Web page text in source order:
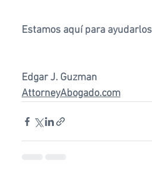
Estamos aquí para
Edgar J. Guzman
AttorneyAbogado.com